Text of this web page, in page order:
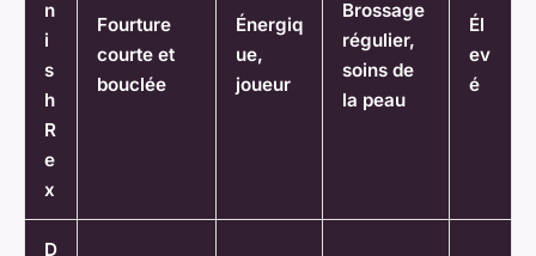
n
i
s
h
R
e
x
Fourture
courte et
bouclée
Énergiq
ue,
joueur
Brossage
régulier,
soins de
la peau
Él
ev
é
D